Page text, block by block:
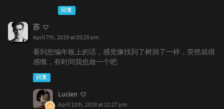
回复
苏
April 7th, 2019 at 05:29 pm
看到您编年板上的话，感觉像找到了树洞了一样，突然就很
感慨，有时间我也做一个吧
回复
Lucien
April 11th, 2019 at 12:27 pm